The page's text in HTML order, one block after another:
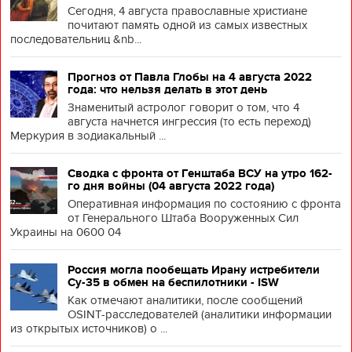
Сегодня, 4 августа православные христиане
почитают память одной из самых известных
последовательниц &nb...
Прогноз от Павла Глобы на 4 августа 2022
года: что нельзя делать в этот день
Знаменитый астролог говорит о том, что 4
августа начнется ингрессия (то есть переход)
Меркурия в зодиакальный ...
Сводка с фронта от Генштаба ВСУ на утро 162-
го дня войны (04 августа 2022 года)
Оперативная информация по состоянию с фронта
от Генерального Штаба Вооруженных Сил
Украины на 0600 04
Россия могла пообещать Ирану истребители
Су-35 в обмен на беспилотники - ISW
Как отмечают аналитики, после сообщений
OSINT-расследователей (аналитики информации
из открытых источников) о ...